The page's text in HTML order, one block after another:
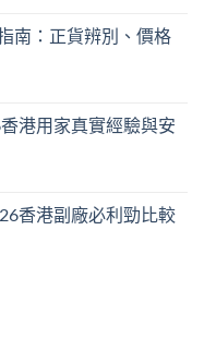
南：正貨辨別、價格
港用家真實經驗與安
香港副廠必利勁比較